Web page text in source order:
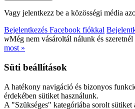
Vagy jelentkezz be a közösségi média
Bejelentkezés Facebook fiókkal
wMég nem vásároltál nálunk és
most »
Süti beállítások
A hatékony navigáció és bizonyos
érdekében sütiket használunk.
A "Szükséges" kategóriába sorolt sütiket